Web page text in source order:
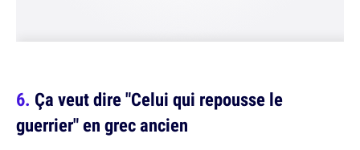
Ça veut dire "Celui qui repousse le
guerrier" en grec ancien